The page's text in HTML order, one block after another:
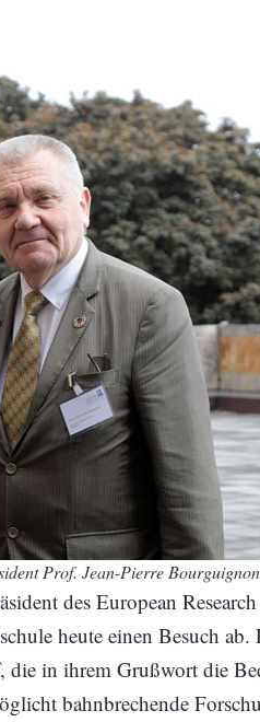
Prof. Jean-Pierre Bourguignon
des European
heute einen Besuch ab.
in ihrem Grußwort die
bahnbrechende